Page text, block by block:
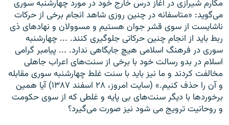
مکارم شیرازی در آغاز درس خارج خود در مورد چهارشنبه سوری
می‌گوید: «متاسفانه در چنین روزی شاهد انجام برخی از حرکات
ناشایست از سوی قشر جوان هستیم و مسوولان و نهادهای ذی
ربط باید از انجام چنین حرکاتی جلوگیری کنند. ... چهارشنبه
سوری در فرهنگ اسلامی هیچ جایگاهی ندارد. ... پیامبر گرامی
اسلام در بدو رسالت خود با برخی از سنت‌های اعراب جاهلی
مخالفت کردند و ما نیز باید با سنت غلط چهارشنبه سوری مقابله
و آن را حذف کنیم.» (سایت امروز، ۲۸ اسفند ۱۳۸۷) آیا همین
برخوردها با دیگر سنت‌های بی پایه و غلطی که از سوی حکومت
و روحانیت ترویج می شود نیز صورت می‌گیرد؟